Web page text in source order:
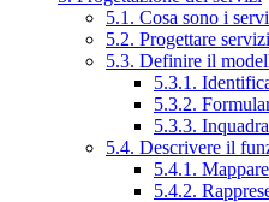
5.1. Cosa sono i
5.2. Progettare
5.3. Definire il
5.3.1.
5.3.2.
5.3.3.
5.4. Descrivere il
5.4.1.
5.4.2.